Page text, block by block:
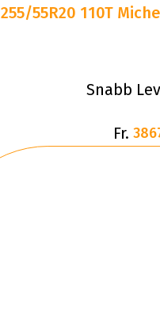
255/55R20 110T
Snabb
Fr.